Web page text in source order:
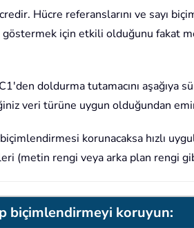
Hücre referanslarını ve sayı
için etkili olduğunu fakat
doldurma tutamacını
veri türüne uygun olduğundan
korunacaksa hızlı
(metin rengi veya arka plan rengi
biçimlendirmeyi koruyun: